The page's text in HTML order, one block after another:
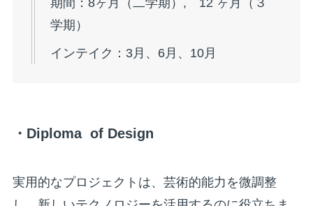
学期）
インテイク：3月、6月、10月
・Diploma of Design
実用的なプロジェクトは、芸術的能力を微調整